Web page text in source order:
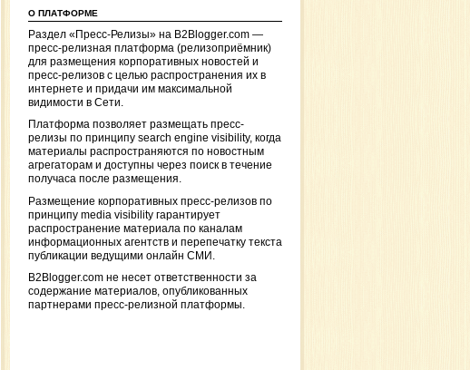
О ПЛАТФОРМЕ
Раздел «Пресс-Релизы» на B2Blogger.com —
пресс-релизная платформа (релизоприёмник)
для размещения корпоративных новостей и
пресс-релизов с целью распространения их в
интернете и придачи им максимальной
видимости в Сети.
Платформа позволяет размещать пресс-
релизы по принципу search engine visibility, когда
материалы распространяются по новостным
агрегаторам и доступны через поиск в течение
получаса после размещения.
Размещение корпоративных пресс-релизов по
принципу media visibility гарантирует
распространение материала по каналам
информационных агентств и перепечатку текста
публикации ведущими онлайн СМИ.
B2Blogger.com не несет ответственности за
содержание материалов, опубликованных
партнерами пресс-релизной платформы.